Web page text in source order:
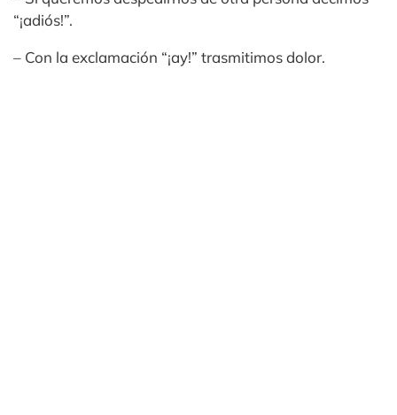
“¡adiós!”.
– Con la exclamación “¡ay!” trasmitimos dolor.